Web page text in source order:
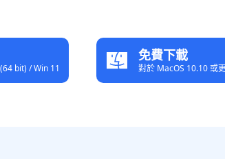
bit) / Win 11
免費下載
對於 MacOS 10.10 或